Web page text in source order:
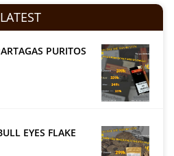
LATEST
PURITOS
EYES FLAKE